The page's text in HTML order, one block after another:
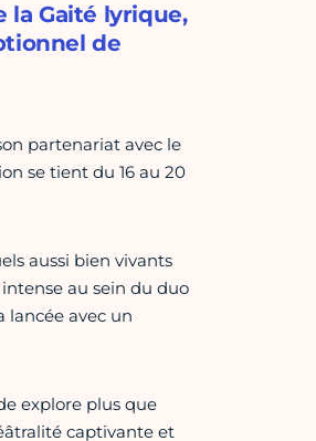
la Gaité lyrique,
de
partenariat avec le
se tient du 16 au 20
aussi bien vivants
au sein du duo
lancée avec un
explore plus que
captivante et